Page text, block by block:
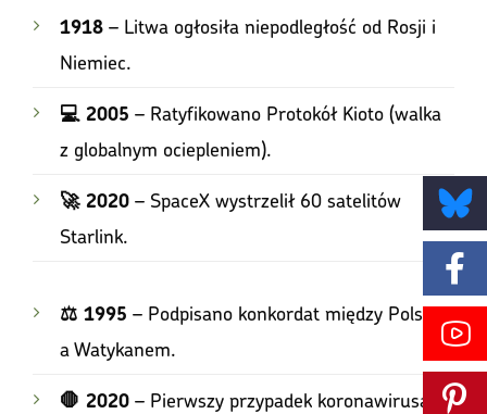
BlueSky
Facebook
1918 – Litwa ogłosiła niepodległość od Rosji i
Niemiec.
💻 2005 – Ratyfikowano Protokół Kioto (walka
z globalnym ociepleniem).
🚀 2020 – SpaceX wystrzelił 60 satelitów
Starlink.
⚖️ 1995 – Podpisano konkordat między Polską
a Watykanem.
🛑 2020 – Pierwszy przypadek koronawirusa w